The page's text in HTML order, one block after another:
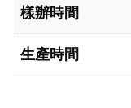
樣辦時間
生產時間